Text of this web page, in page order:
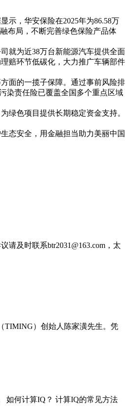
示，华安保险在2025年为86.58万
布局，不断完善绿色保险产品体
就为近38万台新能源汽车提供全面
赔环节低碳化，大力推广车辆部件
面的一揽子保障。通过事前风险排
染责任险已覆盖全国多个重点区域
绿色项目提供长期稳定资金支持。
态安全，用金融担当助力美丽中国
及时联系btr2031@163.com，太
TIMING）创始人陈家潢先生。凭
如何计算IQ？ 计算IQ的常见方法